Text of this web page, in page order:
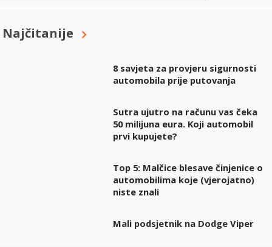
Najčitanije
8 savjeta za provjeru sigurnosti
automobila prije putovanja
Sutra ujutro na računu vas čeka
50 milijuna eura. Koji automobil
prvi kupujete?
Top 5: Malčice blesave činjenice o
automobilima koje (vjerojatno)
niste znali
Mali podsjetnik na Dodge Viper